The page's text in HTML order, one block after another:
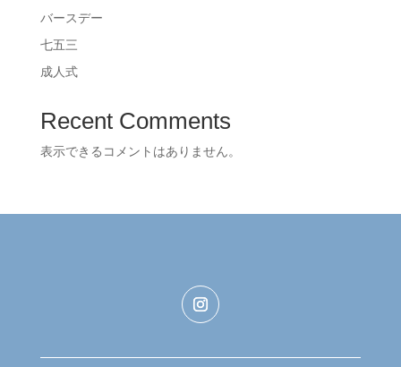
バースデー
七五三
成人式
Recent Comments
表示できるコメントはありません。